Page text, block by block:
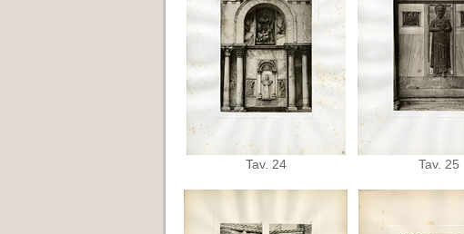
Tav. 24 Tav. 25